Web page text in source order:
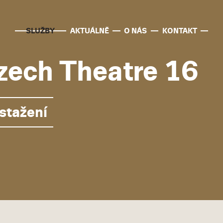
SLUŽBY AKTUÁLNĚ O NÁS KONTAKT
Theatre 16